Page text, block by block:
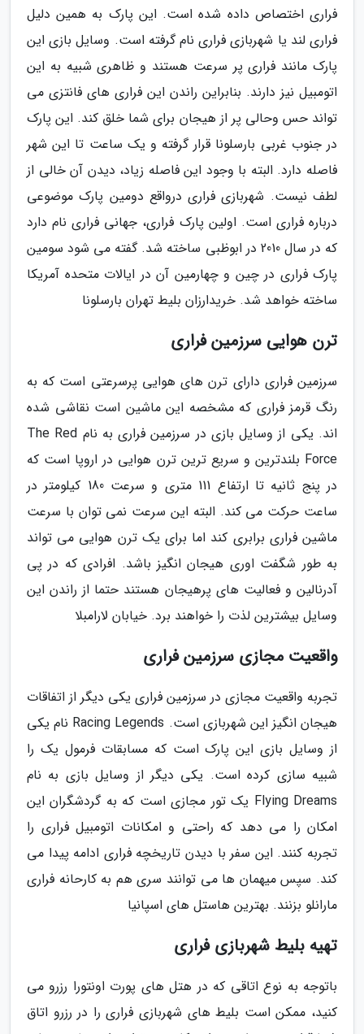
فراری اختصاص داده شده است. این پارک به همین دلیل
فراری لند یا شهربازی فراری نام گرفته است. وسایل بازی این
پارک مانند فراری پر سرعت هستند و ظاهری شبیه به این
اتومبیل نیز دارند. بنابراین راندن این فراری های فانتزی می
تواند حس وحالی پر از هیجان برای شما خلق کند. این پارک
در جنوب غربی بارسلونا قرار گرفته و یک ساعت تا این شهر
فاصله دارد. البته با وجود این فاصله زیاد، دیدن آن خالی از
لطف نیست. شهربازی فراری درواقع دومین پارک موضوعی
درباره فراری است. اولین پارک فراری، جهانی فراری نام دارد
که در سال 2010 در ابوظبی ساخته شد. گفته می شود سومین
پارک فراری در چین و چهارمین آن در ایالات متحده آمریکا
ساخته خواهد شد. خریدارزان بلیط تهران بارسلونا
ترن هوایی سرزمین فراری
سرزمین فراری دارای ترن های هوایی پرسرعتی است که به
رنگ قرمز فراری که مشخصه این ماشین است نقاشی شده
اند. یکی از وسایل بازی در سرزمین فراری به نام The Red
Force بلندترین و سریع ترین ترن هوایی در اروپا است که
در پنج ثانیه تا ارتفاع 111 متری و سرعت 180 کیلومتر در
ساعت حرکت می کند. البته این سرعت نمی توان با سرعت
ماشین فراری برابری کند اما برای یک ترن هوایی می تواند
به طور شگفت اوری هیجان انگیز باشد. افرادی که در پی
آدرنالین و فعالیت های پرهیجان هستند حتما از راندن این
وسایل بیشترین لذت را خواهند برد. خیابان لارامبلا
واقعیت مجازی سرزمین فراری
تجربه واقعیت مجازی در سرزمین فراری یکی دیگر از اتفاقات
هیجان انگیز این شهربازی است. Racing Legends نام یکی
از وسایل بازی این پارک است که مسابقات فرمول یک را
شبیه سازی کرده است. یکی دیگر از وسایل بازی به نام
Flying Dreams یک تور مجازی است که به گردشگران این
امکان را می دهد که راحتی و امکانات اتومبیل فراری را
تجربه کنند. این سفر با دیدن تاریخچه فراری ادامه پیدا می
کند. سپس میهمان ها می توانند سری هم به کارحانه فراری
مارانلو بزنند. بهترین هاستل های اسپانیا
تهیه بلیط شهربازی فراری
باتوجه به نوع اتاقی که در هتل های پورت اونتورا رزرو می
کنید، ممکن است بلیط های شهربازی فراری را در رزرو اتاق